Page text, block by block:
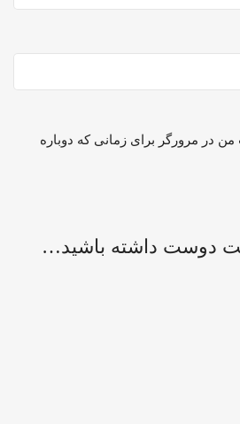
من در مرورگر برای زمانی که دوباره
دوست داشته باشید…